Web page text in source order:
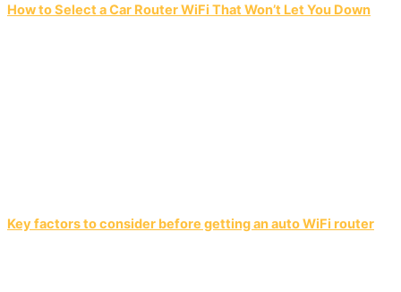
How to Select a Car Router WiFi That Won’t Let You Down
Key factors to consider before getting an auto WiFi router